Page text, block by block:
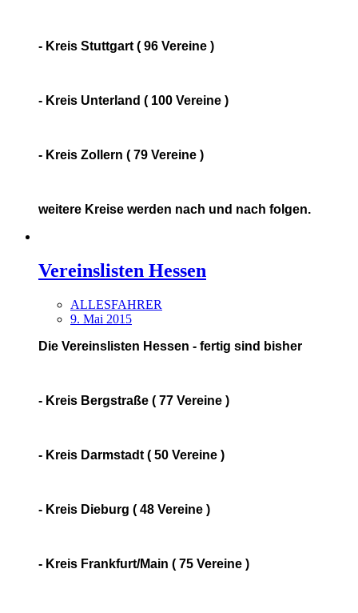
- Kreis Stuttgart ( 96 Vereine )
- Kreis Unterland ( 100 Vereine )
- Kreis Zollern ( 79 Vereine )
weitere Kreise werden nach und nach folgen.
Vereinslisten Hessen
ALLESFAHRER
9. Mai 2015
Die Vereinslisten Hessen - fertig sind bisher
- Kreis Bergstraße ( 77 Vereine )
- Kreis Darmstadt ( 50 Vereine )
- Kreis Dieburg ( 48 Vereine )
- Kreis Frankfurt/Main ( 75 Vereine )